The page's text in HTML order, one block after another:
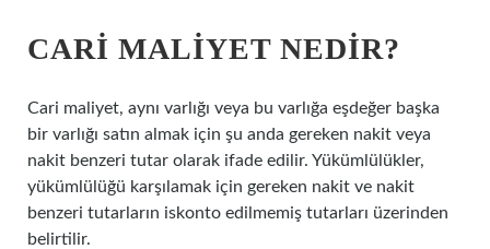
CARI MALIYET NEDIR?
Cari maliyet, aynı varlığı veya bu varlığa eşdeğer başka
bir varlığı satın almak için şu anda gereken nakit veya
nakit benzeri tutar olarak ifade edilir. Yükümlülükler,
yükümlülüğü karşılamak için gereken nakit ve nakit
benzeri tutarların iskonto edilmemiş tutarları üzerinden
belirtilir.